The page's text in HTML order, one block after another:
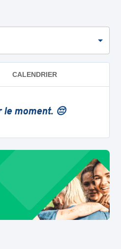
CALENDRIER
le moment. 😔